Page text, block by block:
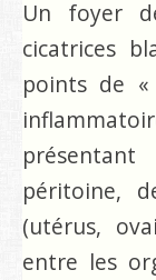
Un foyer
cicatrices
points de
péritoine,
(utérus,
entre les